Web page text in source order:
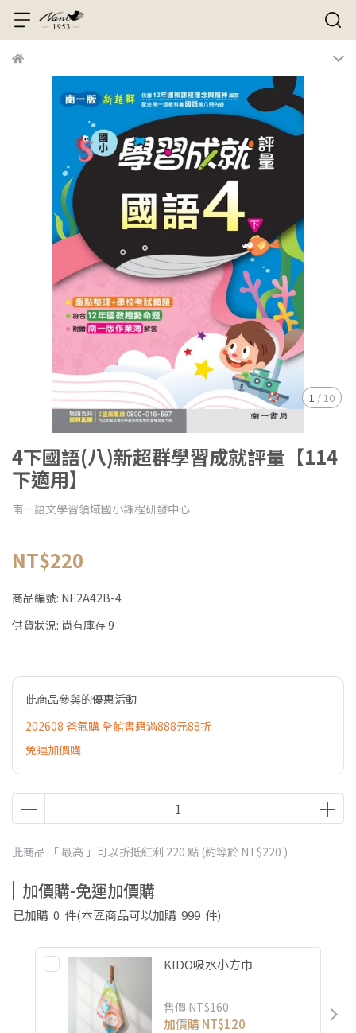
1 / 10
4下國語(八)新超群學習成就評量【114
下適用】
南一語文學習領域國小課程研發中心
NT$220
商品編號: NE2A42B-4
供貨狀況: 尚有庫存 9
此商品參與的優惠活動
202608 爸氣購 全館書籍滿888元88折
免運加價購
此商品 「 最高 」可以折抵紅利 220 點 (約等於 NT$220 )
加價購-免運加價購
已加購 0 件(本區商品可以加購 999 件)
KIDO吸水小方巾
售價 NT$160
加價購NT$120